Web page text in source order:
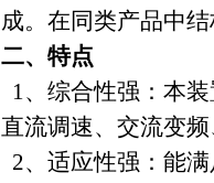
成。在同类产品中
二、特点
1、综合性强：本
直流调速、交流变
2、适应性强：能